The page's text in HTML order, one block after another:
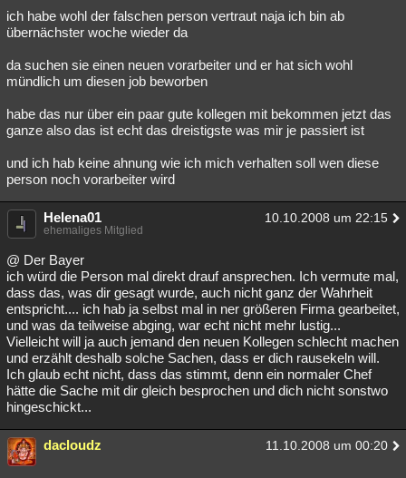
ich habe wohl der falschen person vertraut naja ich bin ab
übernächster woche wieder da
da suchen sie einen neuen vorarbeiter und er hat sich wohl
mündlich um diesen job beworben
habe das nur über ein paar gute kollegen mit bekommen jetzt das
ganze also das ist echt das dreistigste was mir je passiert ist
und ich hab keine ahnung wie ich mich verhalten soll wen diese
person noch vorarbeiter wird
Helena01 10.10.2008 um 22:15
ehemaliges Mitglied
@ Der Bayer
ich würd die Person mal direkt drauf ansprechen. Ich vermute mal,
dass das, was dir gesagt wurde, auch nicht ganz der Wahrheit
entspricht.... ich hab ja selbst mal in ner größeren Firma gearbeitet,
und was da teilweise abging, war echt nicht mehr lustig...
Vielleicht will ja auch jemand den neuen Kollegen schlecht machen
und erzählt deshalb solche Sachen, dass er dich rausekeln will.
Ich glaub echt nicht, dass das stimmt, denn ein normaler Chef
hätte die Sache mit dir gleich besprochen und dich nicht sonstwo
hingeschickt...
dacloudz 11.10.2008 um 00:20